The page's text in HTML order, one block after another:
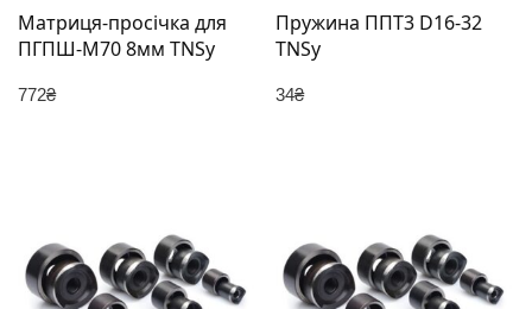
Матриця-просічка для
ПГПШ-М70 8мм TNSy
772₴
Пружина ППТ3 D16-32
TNSy
34₴